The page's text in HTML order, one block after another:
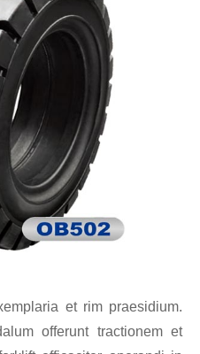
et rim praesidium.
offerunt tractionem et